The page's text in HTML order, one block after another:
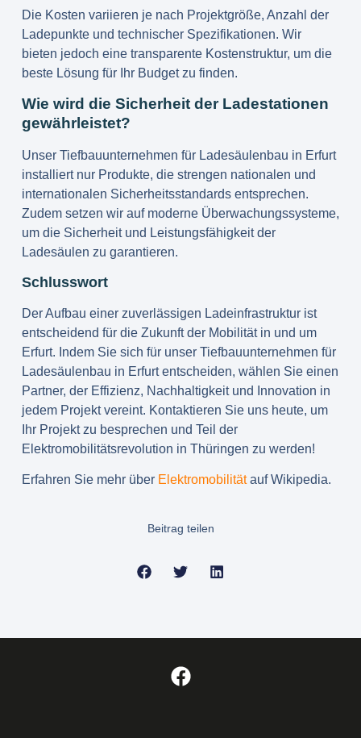
Die Kosten variieren je nach Projektgröße, Anzahl der
Ladepunkte und technischer Spezifikationen. Wir
bieten jedoch eine transparente Kostenstruktur, um die
beste Lösung für Ihr Budget zu finden.
Wie wird die Sicherheit der Ladestationen
gewährleistet?
Unser Tiefbauunternehmen für Ladesäulenbau in Erfurt
installiert nur Produkte, die strengen nationalen und
internationalen Sicherheitsstandards entsprechen.
Zudem setzen wir auf moderne Überwachungssysteme,
um die Sicherheit und Leistungsfähigkeit der
Ladesäulen zu garantieren.
Schlusswort
Der Aufbau einer zuverlässigen Ladeinfrastruktur ist
entscheidend für die Zukunft der Mobilität in und um
Erfurt. Indem Sie sich für unser Tiefbauunternehmen für
Ladesäulenbau in Erfurt entscheiden, wählen Sie einen
Partner, der Effizienz, Nachhaltigkeit und Innovation in
jedem Projekt vereint. Kontaktieren Sie uns heute, um
Ihr Projekt zu besprechen und Teil der
Elektromobilitätsrevolution in Thüringen zu werden!
Erfahren Sie mehr über Elektromobilitätauf Wikipedia.
Beitrag teilen